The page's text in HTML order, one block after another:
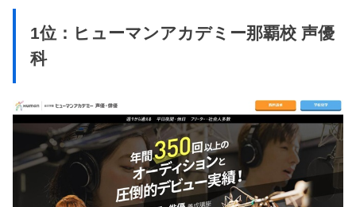
1位：ヒューマンアカデミー那覇校 声優
科